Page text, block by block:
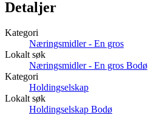
Detaljer
Kategori
Næringsmidler - En gros
Lokalt søk
Næringsmidler - En gros Bodø
Kategori
Holdingselskap
Lokalt søk
Holdingselskap Bodø